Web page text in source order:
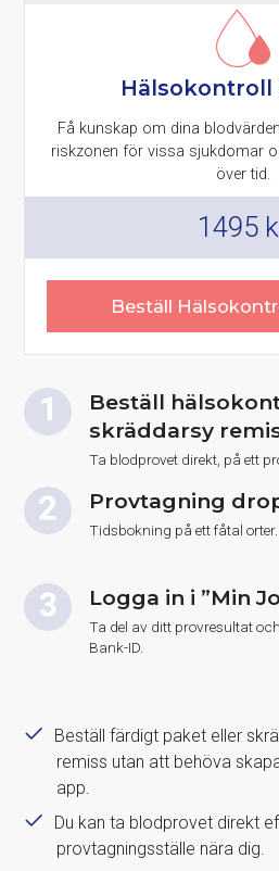
Hälsokontroll
Få kunskap om dina
riskzonen för vissa sjukdomar
över tid.
1495
Beställ
Beställ
skräddarsy
Ta blodprovet direkt, på ett
Provtagning
Tidsbokning på ett fåtal orter.
Logga in i ”Min
Ta del av ditt provresultat
Bank-ID.
Beställ färdigt paket eller
remiss utan att behöva
app.
Du kan ta blodprovet direkt
provtagningsställe nära dig.